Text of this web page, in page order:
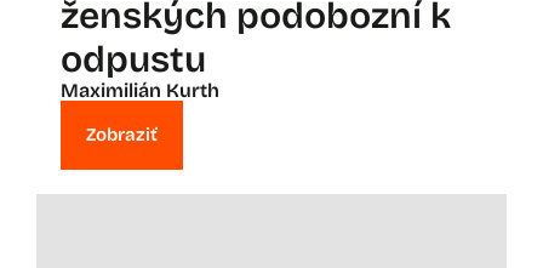
ženských podobozní k
odpustu
Maximilián Kurth
Zobraziť